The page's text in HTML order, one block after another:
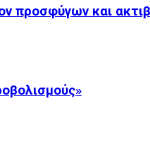
προσφύγων και